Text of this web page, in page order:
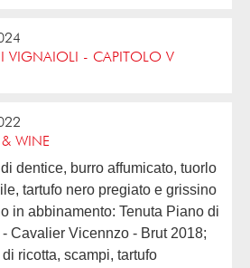
VIGNAIOLI - CAPITOLO V
& WINE
dentice, burro affumicato, tuorlo
tartufo nero pregiato e grissino
in abbinamento: Tenuta Piano di
- Cavalier Vicennzo - Brut 2018;
ricotta, scampi, tartufo